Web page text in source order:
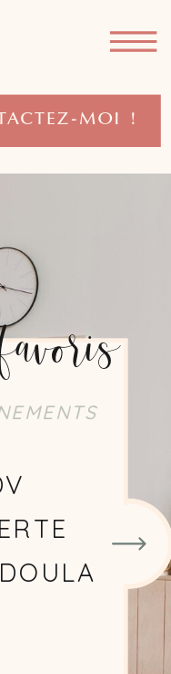
MOI !
DE LA